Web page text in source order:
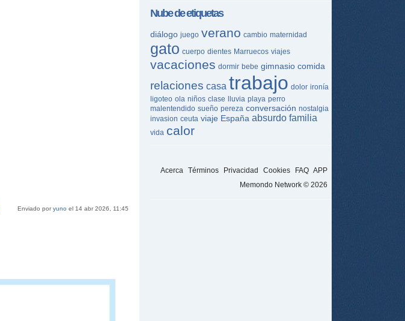
Enviado poryuno el 14 abr 2026, 11:45
Nube de etiquetas
diálogo juego verano cambio maternidad
gato cuerpo dientes Marruecos viajes
vacaciones dormir bebe gimnasio comida
relaciones casa trabajo dolor ironía
ligoteo ola niños clase lluvia playa perro
malentendido sueño pereza conversación nostalgia
invasion ceuta viaje España absurdo familia
vida calor
Acerca Términos Privacidad Cookies FAQ APP
Memondo Network © 2026